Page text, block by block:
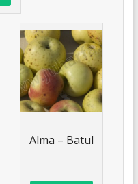
Alma – Batul